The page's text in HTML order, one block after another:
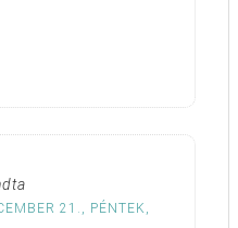
21., PÉNTEK,